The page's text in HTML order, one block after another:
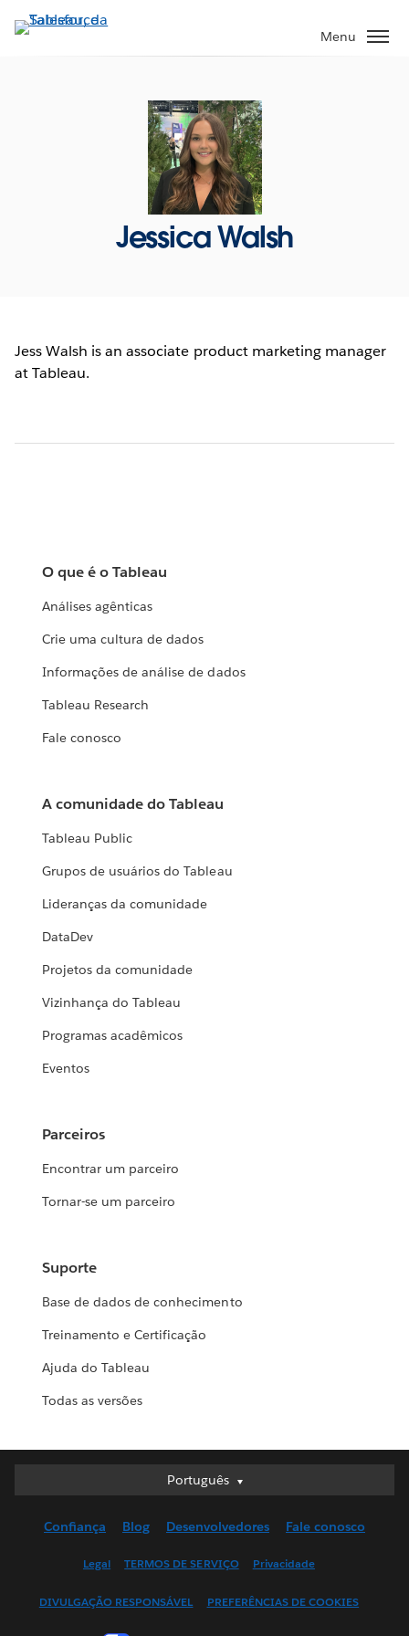
Pular
para
Menu
Jessica Walsh
Jess Walsh is an associate product marketing manager
at Tableau.
O que é o Tableau
Análises agênticas
Crie uma cultura de dados
Informações de análise de dados
Tableau Research
Fale conosco
A comunidade do Tableau
Tableau Public
Grupos de usuários do Tableau
Lideranças da comunidade
DataDev
Projetos da comunidade
Vizinhança do Tableau
Programas acadêmicos
Eventos
Parceiros
Encontrar um parceiro
Tornar-se um parceiro
Suporte
Base de dados de conhecimento
Treinamento e Certificação
Ajuda do Tableau
Todas as versões
Português
Português
English (UK)
Français (Canada)
Confiança Blog Desenvolvedores Fale conosco
Legal TERMOS DE SERVIÇO Privacidade
DIVULGAÇÃO RESPONSÁVEL PREFERÊNCIAS DE COOKIES